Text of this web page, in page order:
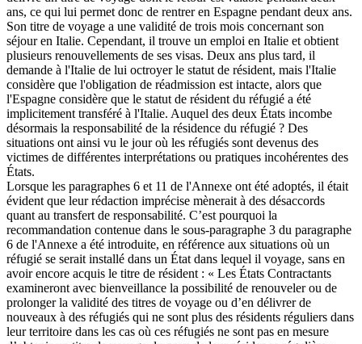
ans, ce qui lui permet donc de rentrer en Espagne pendant deux ans.
Son titre de voyage a une validité de trois mois concernant son
séjour en Italie. Cependant, il trouve un emploi en Italie et obtient
plusieurs renouvellements de ses visas. Deux ans plus tard, il
demande à l'Italie de lui octroyer le statut de résident, mais l'Italie
considère que l'obligation de réadmission est intacte, alors que
l'Espagne considère que le statut de résident du réfugié a été
implicitement transféré à l'Italie. Auquel des deux États incombe
désormais la responsabilité de la résidence du réfugié ? Des
situations ont ainsi vu le jour où les réfugiés sont devenus des
victimes de différentes interprétations ou pratiques incohérentes des
États.
Lorsque les paragraphes 6 et 11 de l'Annexe ont été adoptés, il était
évident que leur rédaction imprécise mènerait à des désaccords
quant au transfert de responsabilité. C’est pourquoi la
recommandation contenue dans le sous-paragraphe 3 du paragraphe
6 de l'Annexe a été introduite, en référence aux situations où un
réfugié se serait installé dans un État dans lequel il voyage, sans en
avoir encore acquis le titre de résident : « Les États Contractants
examineront avec bienveillance la possibilité de renouveler ou de
prolonger la validité des titres de voyage ou d’en délivrer de
nouveaux à des réfugiés qui ne sont plus des résidents réguliers dans
leur territoire dans les cas où ces réfugiés ne sont pas en mesure